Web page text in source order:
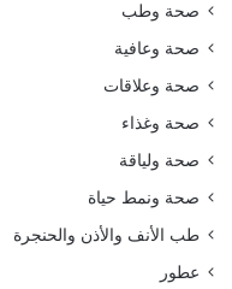
صحة وطب
صحة وعافية
صحة وعلاقات
صحة وغذاء
صحة ولياقة
صحة ونمط حياة
طب الأنف والأذن والحنجرة
عطور